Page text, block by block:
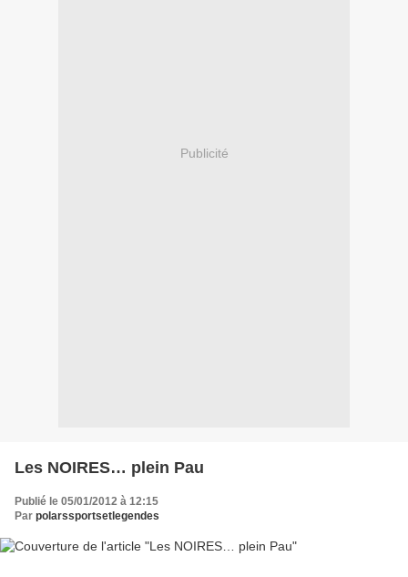
Publicité
Les NOIRES… plein Pau
Publié le 05/01/2012 à 12:15
Par polarssportsetlegendes